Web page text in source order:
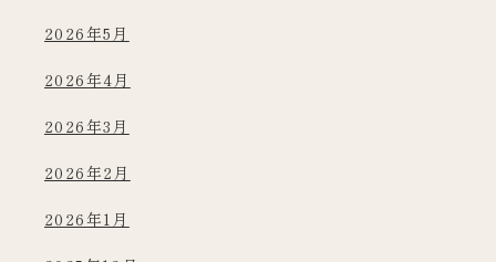
2026年5月
2026年4月
2026年3月
2026年2月
2026年1月